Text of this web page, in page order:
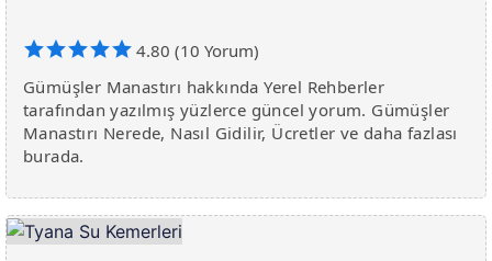
4.80 (10 Yorum)
Gümüşler Manastırı hakkında Yerel Rehberler
tarafından yazılmış yüzlerce güncel yorum. Gümüşler
Manastırı Nerede, Nasıl Gidilir, Ücretler ve daha fazlası
burada.